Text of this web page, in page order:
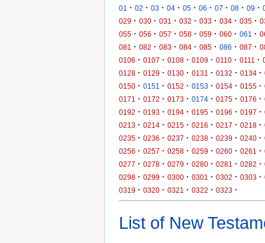
01 · 02 · 03 · 04 · 05 · 06 · 07 · 08 · 09 ·
029 · 030 · 031 · 032 · 033 · 034 · 035 ·
055 · 056 · 057 · 058 · 059 · 060 · 061 ·
081
· 082 · 083 · 084 · 085 · 086 · 087 ·
0106 · 0107 · 0108 · 0109 · 0110 · 0111 ·
0128 · 0129 · 0130 · 0131 · 0132 · 0134 ·
0150 · 0151 · 0152 · 0153 · 0154 · 0155 ·
0171
· 0172 · 0173 · 0174 · 0175 · 0176 ·
0192 · 0193 · 0194 · 0195 · 0196 · 0197 ·
0213 · 0214 · 0215 · 0216 · 0217 · 0218 ·
0235 · 0236 · 0237 · 0238 · 0239 · 0240 ·
0256 · 0257 · 0258 · 0259 · 0260 · 0261 ·
0277 · 0278 · 0279 · 0280 · 0281 · 0282 ·
0298 · 0299 · 0300 · 0301 · 0302 · 0303 ·
0319 · 0320 · 0321 · 0322 · 0323 ·
List of New